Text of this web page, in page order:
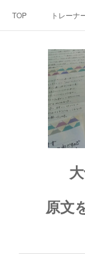
TOP トレーナ
お客様の声 リ
原文